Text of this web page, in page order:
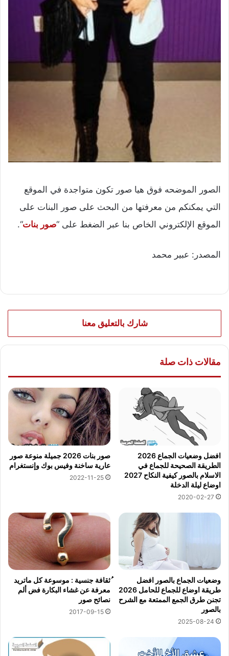
الصور الموضحه فوق هيا صور تكون متواجدة في الموقع
التي يمكنكم من معرفتها من البحث على صور البنات على
الموقع الإلكتروني الخاص بنا عبر الضغط على “صور بنات“.
المصدر: عبير محمد
شارك بالتعليق معنا
مقالات ذات صلة
افضل وضعيات الجماع 2026
الطريقة الصحيحة للجماع في
الاسلام بالصور كيفية النكاح 2027
اوضاع ليلة الدخلة
2020-02-27
صور بنات 2026 جميلة منوعة صور
عارية ساخنة وفيس بوك وإنستغرام
2022-11-25
وضعيات الجماع بالصور افضل
طريقة اوضاع للجماع للحامل 2026
تجنن طرق الجمع الممتعة مع الشرح
بالصور
2025-08-24
ُثقافة جنسية : موسوعة كل ماتريد
معرفة عن غشاء البكارة فض ألم
نصائح صور
2017-09-15